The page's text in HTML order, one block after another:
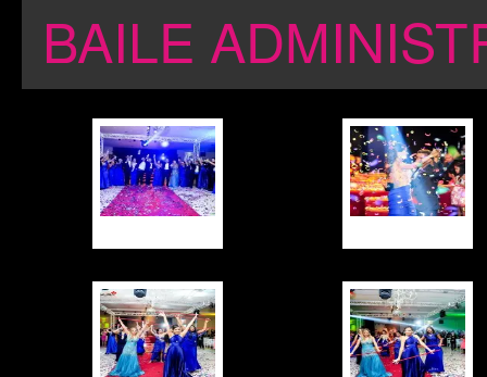
BAILE